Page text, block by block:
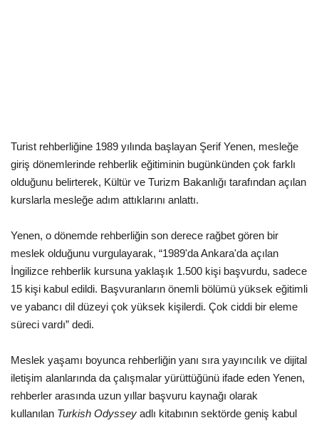
Dünya
Turist rehberliğine 1989 yılında başlayan Şerif Yenen, mesleğe
giriş dönemlerinde rehberlik eğitiminin bugünkünden çok farklı
olduğunu belirterek, Kültür ve Turizm Bakanlığı tarafından açılan
kurslarla mesleğe adım attıklarını anlattı.
Yenen, o dönemde rehberliğin son derece rağbet gören bir
meslek olduğunu vurgulayarak, “1989'da Ankara'da açılan
İngilizce rehberlik kursuna yaklaşık 1.500 kişi başvurdu, sadece
15 kişi kabul edildi. Başvuranların önemli bölümü yüksek eğitimli
ve yabancı dil düzeyi çok yüksek kişilerdi. Çok ciddi bir eleme
süreci vardı” dedi.
Meslek yaşamı boyunca rehberliğin yanı sıra yayıncılık ve dijital
iletişim alanlarında da çalışmalar yürüttüğünü ifade eden Yenen,
rehberler arasında uzun yıllar başvuru kaynağı olarak
kullanılan Turkish Odyssey adlı kitabının sektörde geniş kabul